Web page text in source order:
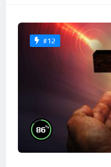
#12
86%